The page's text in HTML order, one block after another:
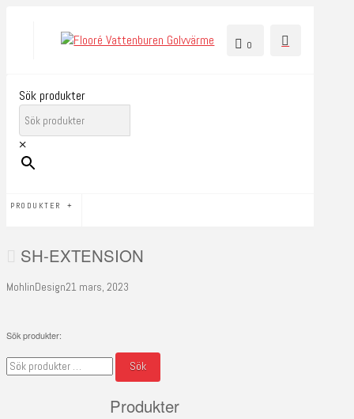
0
Sök produkter
×
PRODUKTER
SH-EXTENSION
MohlinDesign21 mars, 2023
Sök produkter:
Sök
efter:
Sök
Produkter